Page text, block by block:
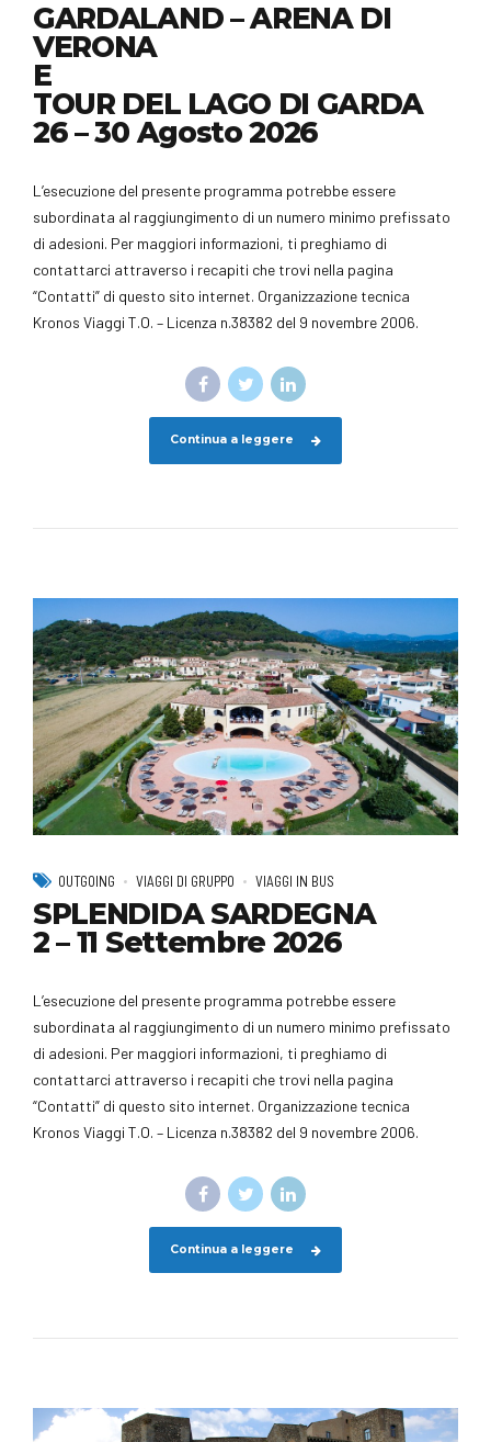
GARDALAND – ARENA DI
VERONA
E
TOUR DEL LAGO DI GARDA
26 – 30 Agosto 2026
L’esecuzione del presente programma potrebbe essere
subordinata al raggiungimento di un numero minimo prefissato
di adesioni. Per maggiori informazioni, ti preghiamo di
contattarci attraverso i recapiti che trovi nella pagina
“Contatti” di questo sito internet. Organizzazione tecnica
Kronos Viaggi T.O. – Licenza n.38382 del 9 novembre 2006.
Continua a leggere
OUTGOING VIAGGI DI GRUPPO VIAGGI IN BUS
SPLENDIDA SARDEGNA
2 – 11 Settembre 2026
L’esecuzione del presente programma potrebbe essere
subordinata al raggiungimento di un numero minimo prefissato
di adesioni. Per maggiori informazioni, ti preghiamo di
contattarci attraverso i recapiti che trovi nella pagina
“Contatti” di questo sito internet. Organizzazione tecnica
Kronos Viaggi T.O. – Licenza n.38382 del 9 novembre 2006.
Continua a leggere